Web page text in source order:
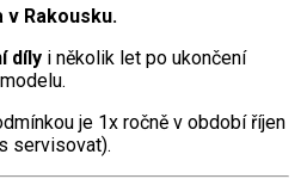
v Rakousku.
díly i několik let po ukončení
je 1x ročně v období říjen
servisovat).